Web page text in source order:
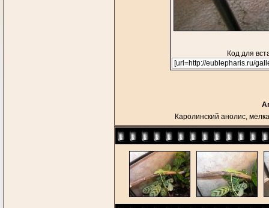
Код для
Каролинский анолис,